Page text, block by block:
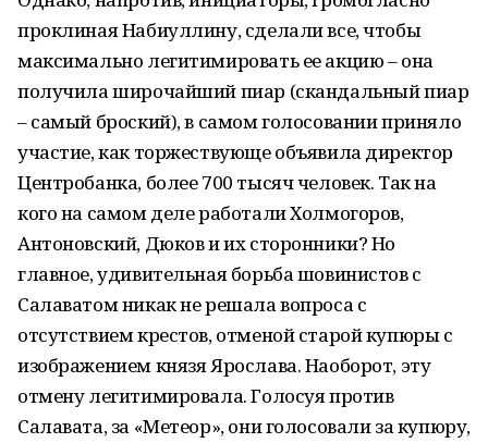
проклиная Набиуллину, сделали все, чтобы
максимально легитимировать ее акцию – она
получила широчайший пиар (скандальный пиар
– самый броский), в самом голосовании приняло
участие, как торжествующе объявила директор
Центробанка, более 700 тысяч человек. Так на
кого на самом деле работали Холмогоров,
Антоновский, Дюков и их сторонники? Но
главное, удивительная борьба шовинистов с
Салаватом никак не решала вопроса с
отсутствием крестов, отменой старой купюры с
изображением князя Ярослава. Наоборот, эту
отмену легитимировала. Голосуя против
Салавата, за «Метеор», они голосовали за купюру,